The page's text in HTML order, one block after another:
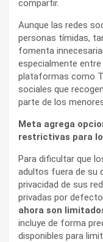
compartir.
Aunque las redes
personas tímidas,
fomenta
especialmente
plataformas como
sociales que
parte de los
Meta agrega
restrictivas para
Para dificultar que
adultos fuera de su
privacidad de sus
privadas por
ahora son
incluye de forma
disponibles para